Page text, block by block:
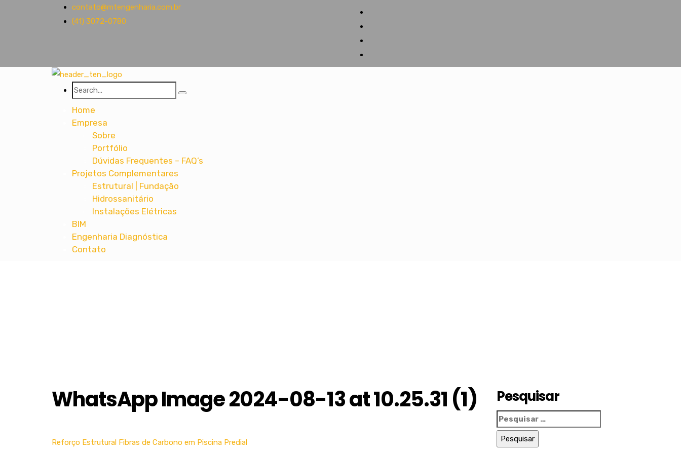
contato@mtengenharia.com.br
(41) 3072-0780
Home
Empresa
Sobre
Portfólio
Dúvidas Frequentes – FAQ’s
Projetos Complementares
Estrutural | Fundação
Hidrossanitário
Instalações Elétricas
BIM
Engenharia Diagnóstica
Contato
WhatsApp Image 2024-08-13 at 10.25.31 (1)
Reforço Estrutural Fibras de Carbono em Piscina Predial
Pesquisar